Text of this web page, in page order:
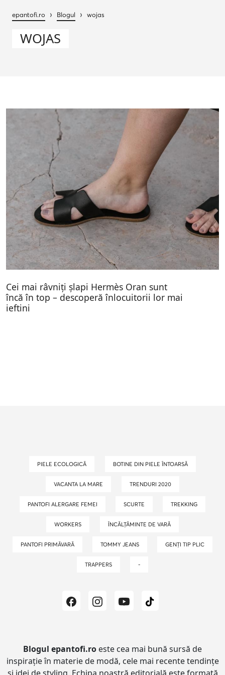
epantofi.ro › Blogul › wojas
WOJAS
Cei mai râvniți șlapi Hermès Oran sunt
încă în top – descoperă înlocuitorii lor mai
ieftini
PIELE ECOLOGICĂ BOTINE DIN PIELE ÎNTOARSĂ
VACANTA LA MARE TRENDURI 2020
PANTOFI ALERGARE FEMEI SCURTE TREKKING
WORKERS ÎNCĂLȚĂMINTE DE VARĂ
PANTOFI PRIMĂVARĂ TOMMY JEANS GENȚI TIP PLIC
TRAPPERS -
Blogul epantofi.ro este cea mai bună sursă de
inspirație în materie de modă, cele mai recente tendințe